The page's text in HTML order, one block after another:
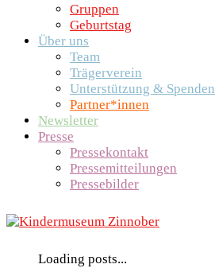
Gruppen
Geburtstag
Über uns
Team
Trägerverein
Unterstützung & Spenden
Partner*innen
Newsletter
Presse
Pressekontakt
Pressemitteilungen
Pressebilder
Loading posts...